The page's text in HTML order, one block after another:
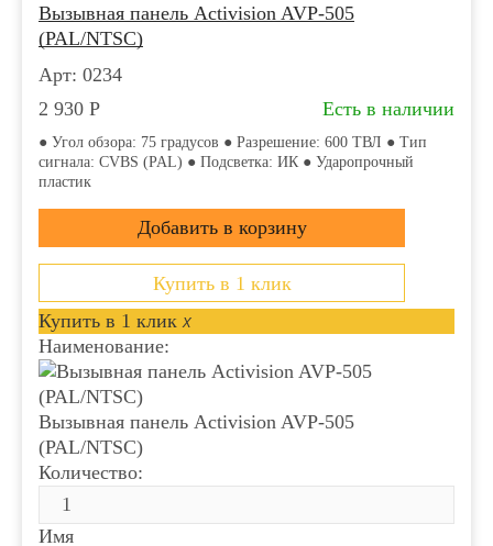
Вызывная панель Activision AVP-505
(PAL/NTSC)
Арт: 0234
2 930 Р Есть в наличии
● Угол обзора: 75 градусов ● Разрешение: 600 ТВЛ ● Тип
сигнала: CVBS (PAL) ● Подсветка: ИК ● Ударопрочный
пластик
Купить в 1 клик
Купить в 1 клик x
Наименование:
Вызывная панель Activision AVP-505
(PAL/NTSC)
Количество:
Имя